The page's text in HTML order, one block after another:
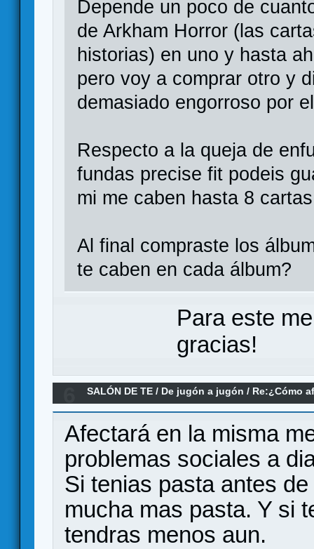
Depende un poco de
de Arkham Horror (las
historias) en uno y hasta
pero voy a comprar otro y
demasiado engorroso por
Respecto a la queja de
fundas precise fit podeis
mi me caben hasta 8
Al final compraste los
te caben en cada álbum?
Para este
gracias!
SALÓN DE TE / De jugón a jugón / Re:¿Cómo
Afectará en la misma
problemas sociales a
Si tenias pasta antes
mucha mas pasta. Y si
tendras menos aun.